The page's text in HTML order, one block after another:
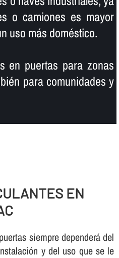
o camiones es mayor
uso más doméstico.
en puertas para zonas
para comunidades y
EN
siempre dependerá del
y del uso que se le